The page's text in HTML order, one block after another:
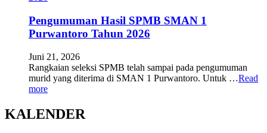
Pengumuman Hasil SPMB SMAN 1
Purwantoro Tahun 2026
Juni 21, 2026
Rangkaian seleksi SPMB telah sampai pada pengumuman
murid yang diterima di SMAN 1 Purwantoro. Untuk …Read
more
KALENDER